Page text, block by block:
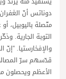
دوناتس أنّ
متّصلة باليوبيل،
التوبة الجارية.
والإفخارستيا. “إنّ
قدّسهم سرّ
الأعظم ويحصلون